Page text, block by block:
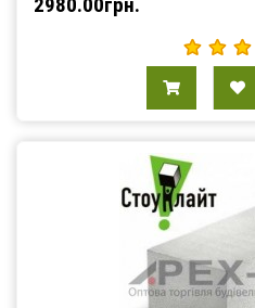
2980.00грн.